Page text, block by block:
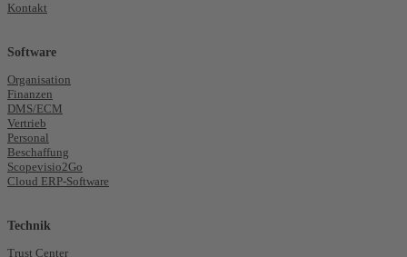
Kontakt
Software
Organisation
Finanzen
DMS/ECM
Vertrieb
Personal
Beschaffung
Scopevisio2Go
Cloud ERP-Software
Technik
Trust Center